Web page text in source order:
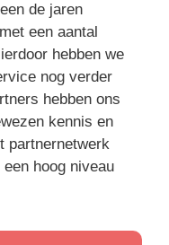
de jaren
een aantal
hebben we
nog verder
hebben ons
kennis en
partnernetwerk
hoog niveau